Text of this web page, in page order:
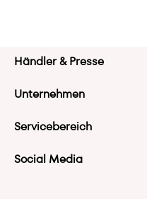
Händler & Presse
Unternehmen
Servicebereich
Social Media